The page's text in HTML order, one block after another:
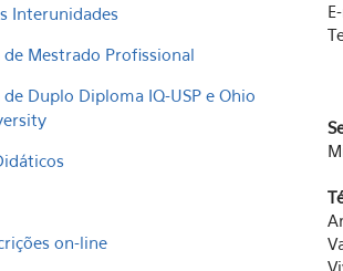
Interunidades
Mestrado Profissional
Duplo Diploma IQ-USP e Ohio
on-line